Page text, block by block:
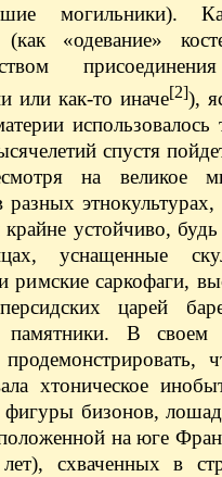
(как «одевание»
или как-то иначе[2]),
спустя
на великое
этнокультурах,
крайне устойчиво,
уснащенные
римские саркофаги,
царей
памятники. В своем
хтоническое
бизонов,
на юге
схваченных в